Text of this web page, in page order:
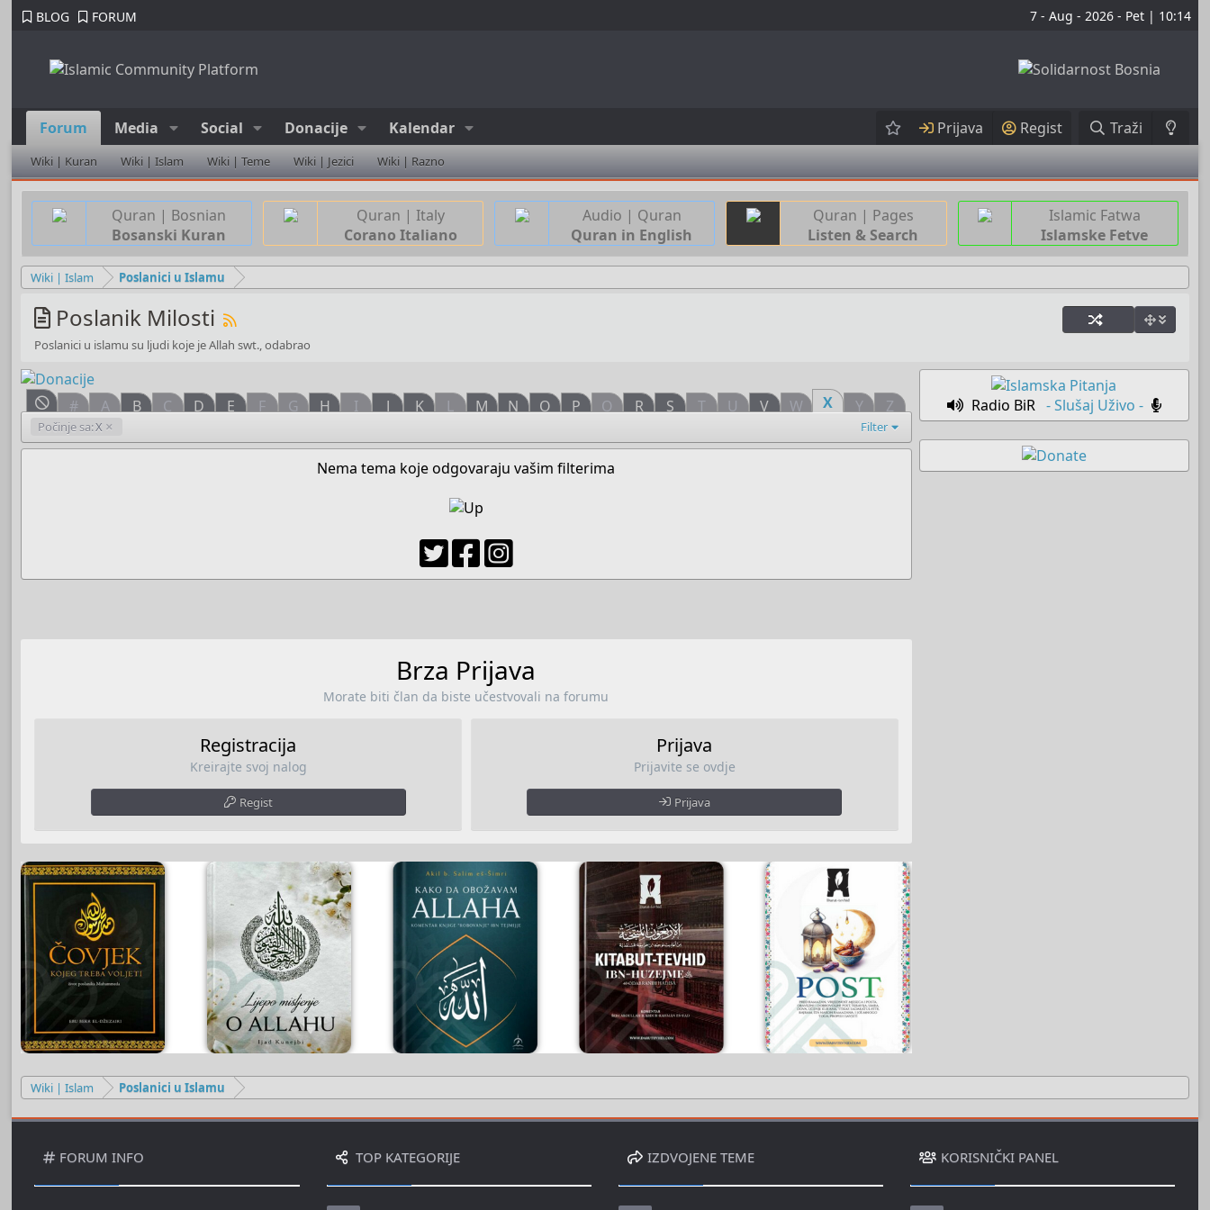
BLOG FORUM 7 - Aug - 2026 - Pet | 10:14
Forum Media Social Donacije Kalendar Prijava Regist Traži
Wiki | Kuran Wiki | Islam Wiki | Teme Wiki | Jezici Wiki | Razno
Quran | Bosnian
Bosanski Kuran
Quran | Italy
Corano Italiano
Audio | Quran
Quran in English
Quran | Pages
Listen & Search
Islamic Fatwa
Islamske Fetve
Wiki | Islam Poslanici u Islamu
Poslanik Milosti
Poslanici u islamu su ljudi koje je Allah swt., odabrao
# A B C D E F G H I J K L M N O P Q R S T U V W X Y Z
Počinje sa:X Filter
Nema tema koje odgovaraju vašim filterima
Brza Prijava
Morate biti član da biste učestvovali na forumu
Registracija
Kreirajte svoj nalog
Regist
Prijava
Prijavite se ovdje
Prijava
Radio BiR - Slušaj Uživo -
Wiki | Islam Poslanici u Islamu
FORUM INFO TOP KATEGORIJE IZDVOJENE TEME KORISNIČKI PANEL